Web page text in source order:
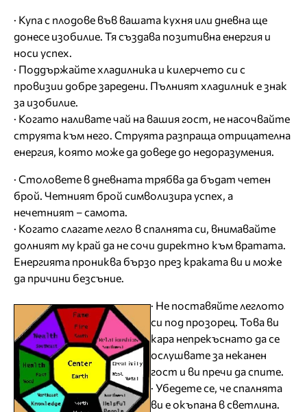
· Купа с плодове във вашата кухня или дневна ще
донесе изобилие. Тя създава позитивна енергия и
носи успех.
· Поддържайте хладилника и килерчето си с
провизии добре заредени. Пълният хладилник е знак
за изобилие.
· Когато наливате чай на вашия гост, не насочвайте
струята към него. Струята разпраща отрицателна
енергия, която може да доведе до недоразумения.
· Столовете в дневната трябва да бъдат четен
брой. Четният брой символизира успех, а
нечетният – самота.
· Когато слагате легло в спалнята си, внимавайте
долният му край да не сочи директно към вратата.
Енергията прониква бързо през краката ви и може
да причини безсъние.
· Не поставяйте леглото
си под прозорец. Това ви
кара непрекъснато да се
ослушвате за неканен
гост и ви пречи да спите.
· Убедете се, че спалнята
ви е окъпана в светлина.